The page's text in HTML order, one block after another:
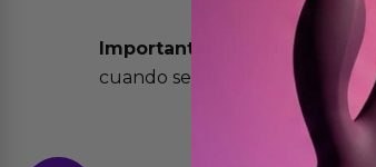
Importante:
Todos los
cuando se cursen antes de las